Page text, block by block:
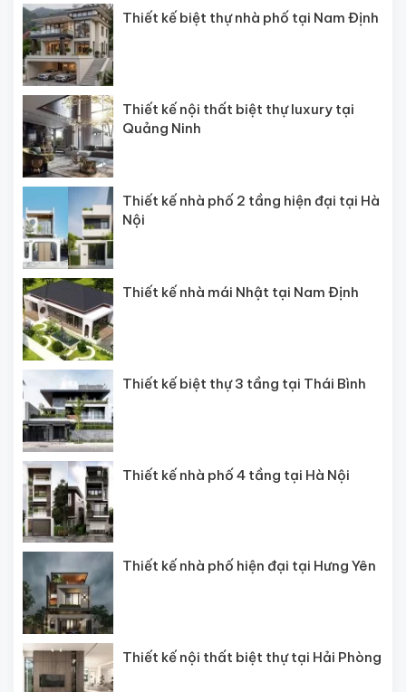
Thiết kế biệt thự nhà phố tại Nam Định
Thiết kế nội thất biệt thự luxury tại
Quảng Ninh
Thiết kế nhà phố 2 tầng hiện đại tại Hà
Nội
Thiết kế nhà mái Nhật tại Nam Định
Thiết kế biệt thự 3 tầng tại Thái Bình
Thiết kế nhà phố 4 tầng tại Hà Nội
Thiết kế nhà phố hiện đại tại Hưng Yên
Thiết kế nội thất biệt thự tại Hải Phòng